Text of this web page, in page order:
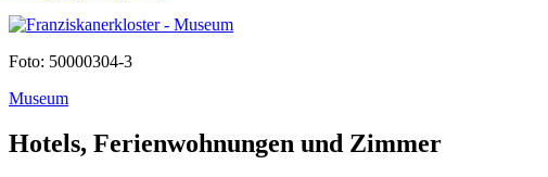
Foto: 50000304-3
Museum
Hotels, Ferienwohnungen und Zimmer